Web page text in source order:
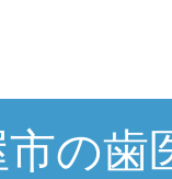
の歯